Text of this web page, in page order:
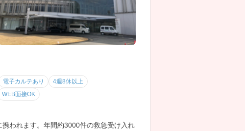
電子カルテあり
4週8休以上
WEB面接OK
われます。年間約3000件の救急受け入れ